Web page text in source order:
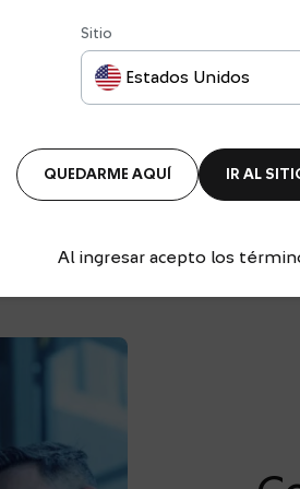
Sitio
Estados Unidos
QUEDARME AQUÍ IR AL
Al ingresar acepto los